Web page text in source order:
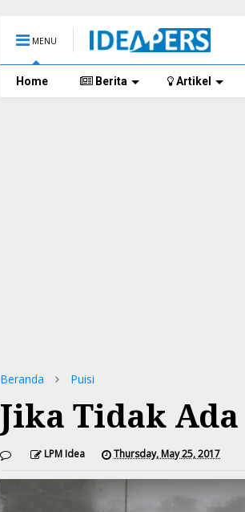
MENU
Home Berita Artikel
Beranda Puisi
Jika Tidak
LPM Idea Thursday, May 25, 2017